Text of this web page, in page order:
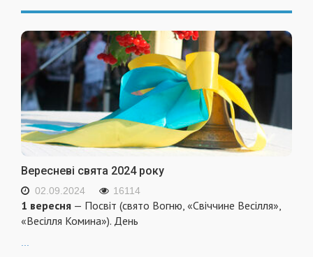
Вересневі свята 2024 року
02.09.2024 16114
1 вересня — Посвіт (свято Вогню, «Свіччине Весілля»,
«Весілля Комина»). День
...